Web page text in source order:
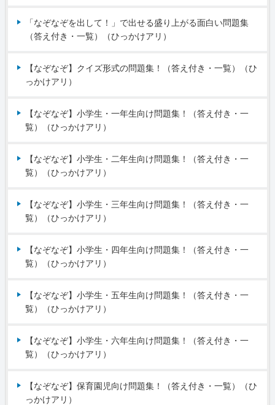
「なぞなぞを出して！」で出せる盛り上がる面白い問題集
（答え付き・一覧）（ひっかけアリ）
【なぞなぞ】クイズ形式の問題集！（答え付き・一覧）（ひ
っかけアリ）
【なぞなぞ】小学生・一年生向け問題集！（答え付き・一
覧）（ひっかけアリ）
【なぞなぞ】小学生・二年生向け問題集！（答え付き・一
覧）（ひっかけアリ）
【なぞなぞ】小学生・三年生向け問題集！（答え付き・一
覧）（ひっかけアリ）
【なぞなぞ】小学生・四年生向け問題集！（答え付き・一
覧）（ひっかけアリ）
【なぞなぞ】小学生・五年生向け問題集！（答え付き・一
覧）（ひっかけアリ）
【なぞなぞ】小学生・六年生向け問題集！（答え付き・一
覧）（ひっかけアリ）
【なぞなぞ】保育園児向け問題集！（答え付き・一覧）（ひ
っかけアリ）